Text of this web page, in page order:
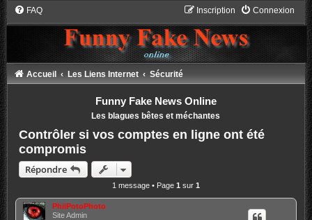
FAQ Connexion
Inscription
Accueil Les Liens Internet Sécurité
Funny Fake News Online
Les blagues bêtes et méchantes
Contrôler si vos comptes en ligne ont été
compromis
Répondre
1 message • Page 1 sur 1
PhilPotoPhoto
Site Admin